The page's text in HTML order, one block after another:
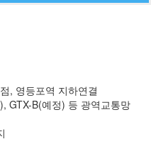
, 영등포역 지하연결
GTX-B(예정) 등 광역교통망